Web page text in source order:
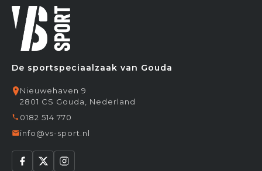
De sportspeciaalzaak van Gouda
Nieuwehaven 9
2801 CS Gouda, Nederland
0182 514 770
info@vs-sport.nl